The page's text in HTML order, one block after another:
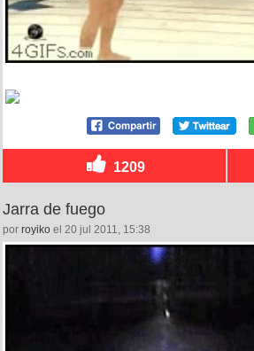
1209
Jarra de fuego
por royiko el 20 jul 2011, 15:38